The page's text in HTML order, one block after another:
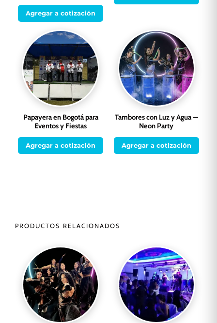
Agregar a cotización
Papayera en Bogotá para
Eventos y Fiestas
Agregar a cotización
Tambores con Luz y Agua —
Neon Party
Agregar a cotización
PRODUCTOS RELACIONADOS